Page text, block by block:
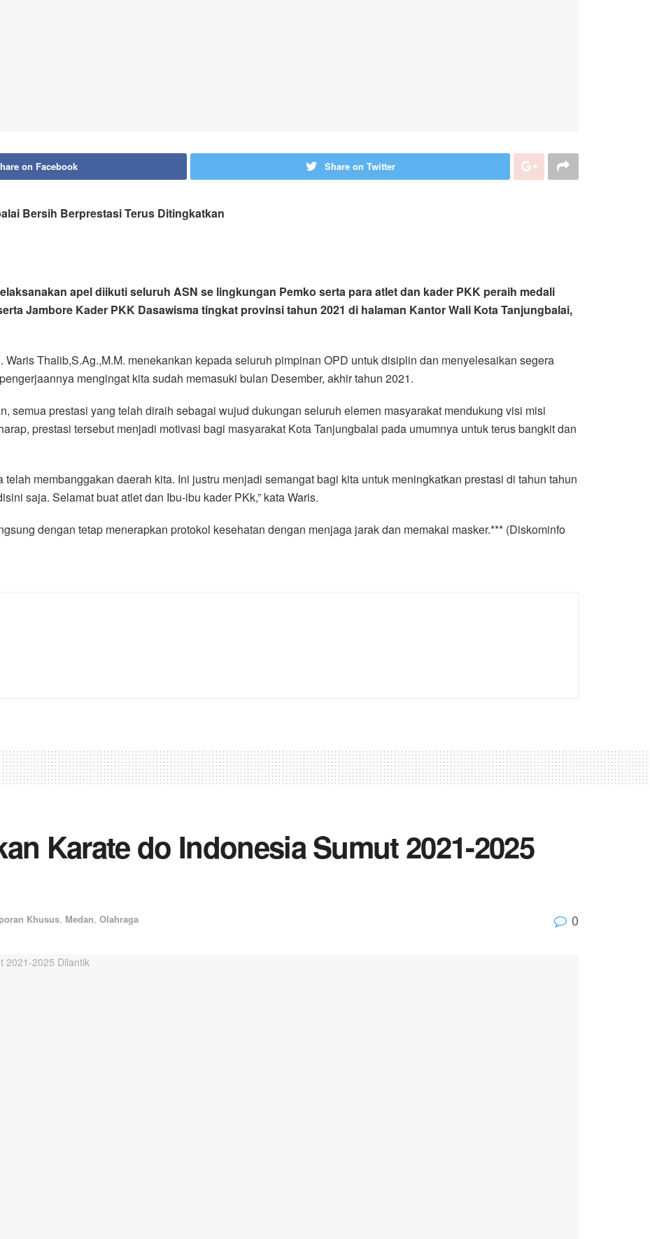
on Facebook Share on Twitter
Bersih Berprestasi Terus Ditingkatkan
apel diikuti seluruh ASN se lingkungan Pemko serta para atlet dan kader PKK peraih medali
Jambore Kader PKK Dasawisma tingkat provinsi tahun 2021 di halaman Kantor Wali Kota Tanjungbalai,
Waris Thalib,S.Ag.,M.M. menekankan kepada seluruh pimpinan OPD untuk disiplin dan menyelesaikan segera
mengingat kita sudah memasuki bulan Desember, akhir tahun 2021.
semua prestasi yang telah diraih sebagai wujud dukungan seluruh elemen masyarakat mendukung visi misi
prestasi tersebut menjadi motivasi bagi masyarakat Kota Tanjungbalai pada umumnya untuk terus bangkit dan
membanggakan daerah kita. Ini justru menjadi semangat bagi kita untuk meningkatkan prestasi di tahun tahun
saja. Selamat buat atlet dan Ibu-ibu kader PKk,” kata Waris.
dengan tetap menerapkan protokol kesehatan dengan menjaga jarak dan memakai masker.*** (Diskominfo
Karate do Indonesia Sumut 2021-2025
Khusus, Medan, Olahraga 0